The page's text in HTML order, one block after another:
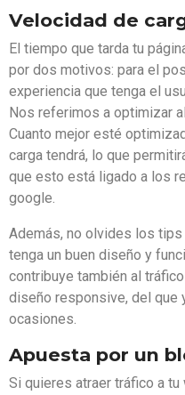
Velocidad de
El tiempo que tarda tu
por dos motivos: para el
experiencia que tenga el
Nos referimos a optimizar
Cuanto mejor esté
carga tendrá, lo que
que esto está ligado a los
google.
Además, no olvides los
tenga un buen diseño y
contribuye también al
diseño responsive, del que
ocasiones.
Apuesta por un
Si quieres atraer tráfico a